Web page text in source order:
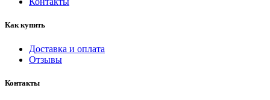
Как купить
Доставка и оплата
Отзывы
Контакты